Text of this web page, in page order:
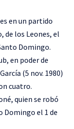
en un partido
de los Leones, el
Domingo.
en poder de
(5 nov. 1980)
cuatro.
quien se robó
Domingo el 1 de